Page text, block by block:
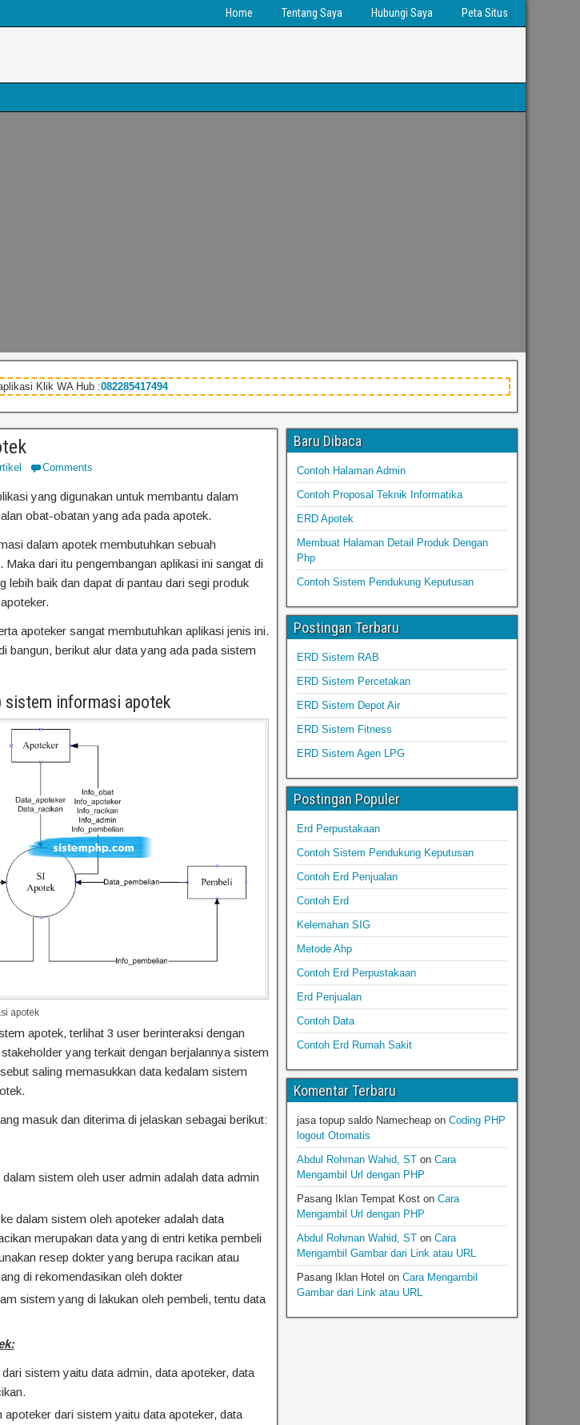
Home Tentang Saya Hubungi Saya Peta Situs
Klik WA Hub :082285417494
Comments
yang digunakan untuk membantu dalam
obat-obatan yang ada pada apotek.
dalam apotek membutuhkan sebuah
dari itu pengembangan aplikasi ini sangat di
lebih baik dan dapat di pantau dari segi produk
apoteker sangat membutuhkan aplikasi jenis ini.
bangun, berikut alur data yang ada pada sistem
sistem informasi apotek
apotek
apotek, terlihat 3 user berinteraksi dengan
yang terkait dengan berjalannya sistem
saling memasukkan data kedalam sistem
masuk dan diterima di jelaskan sebagai berikut:
sistem oleh user admin adalah data admin
dalam sistem oleh apoteker adalah data
merupakan data yang di entri ketika pembeli
resep dokter yang berupa racikan atau
di rekomendasikan oleh dokter
sistem yang di lakukan oleh pembeli, tentu data
sistem yaitu data admin, data apoteker, data
dari sistem yaitu data apoteker, data
Baru Dibaca
Contoh Halaman Admin
Contoh Proposal Teknik Informatika
ERD Apotek
Membuat Halaman Detail Produk Dengan
Php
Contoh Sistem Pendukung Keputusan
Postingan Terbaru
ERD Sistem RAB
ERD Sistem Percetakan
ERD Sistem Depot Air
ERD Sistem Fitness
ERD Sistem Agen LPG
Postingan Populer
Erd Perpustakaan
Contoh Sistem Pendukung Keputusan
Contoh Erd Penjualan
Contoh Erd
Kelemahan SIG
Metode Ahp
Contoh Erd Perpustakaan
Erd Penjualan
Contoh Data
Contoh Erd Rumah Sakit
Komentar Terbaru
jasa topup saldo Namecheapon Coding PHP
logout Otomatis
Abdul Rohman Wahid, STon Cara
Mengambil Url dengan PHP
Pasang Iklan Tempat Koston Cara
Mengambil Url dengan PHP
Abdul Rohman Wahid, STon Cara
Mengambil Gambar dari Link atau URL
Pasang Iklan Hotel on Cara Mengambil
Gambar dari Link atau URL